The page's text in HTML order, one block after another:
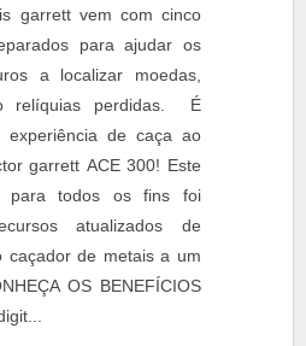
garrett vem com cinco
para ajudar os
a localizar moedas,
relíquias perdidas. É
experiência de caça ao
garrett ACE 300! Este
para todos os fins foi
atualizados de
caçador de metais a um
OS BENEFÍCIOS